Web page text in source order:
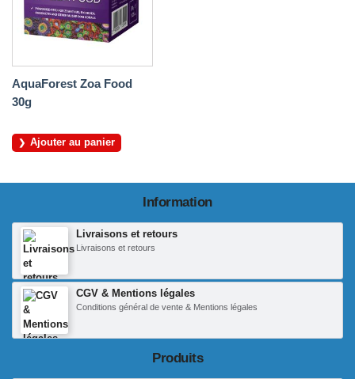
AquaForest Zoa Food
30g
Ajouter au panier
Information
Livraisons et retours
Livraisons et retours
CGV & Mentions légales
Conditions général de vente & Mentions légales
Produits